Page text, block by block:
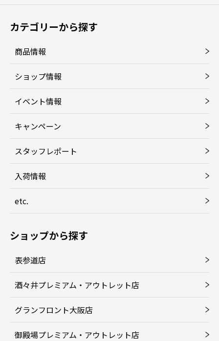
カテゴリーから探す
商品情報
ショップ情報
イベント情報
キャンペーン
スタッフレポート
入荷情報
etc.
ショップから探す
表参道店
酒々井プレミアム・アウトレット店
グランフロント大阪店
御殿場プレミアム・アウトレット店